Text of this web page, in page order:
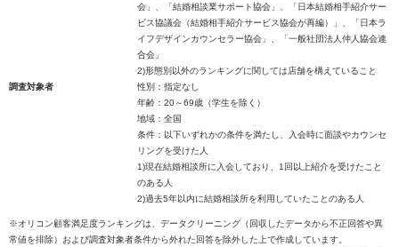
会」、「結婚相談業サポート協会」、「日本結婚相手紹介サー
ビス協議会（結婚相手紹介サービス協会が再編）」、「日本ラ
イフデザインカウンセラー協会」、「一般社団法人仲人協会連
合会」
2)形態別以外のランキングに関しては店舗を構えていること
調査対象者
性別：指定なし
年齢：20～69歳（学生を除く）
地域：全国
条件：以下いずれかの条件を満たし、入会時に面談やカウンセ
リングを受けた人
1)現在結婚相談所に入会しており、1回以上紹介を受けたこと
のある人
2)過去5年以内に結婚相談所を利用していたことのある人
※オリコン顧客満足度ランキングは、データクリーニング（回収したデータから不正回答や異
常値を排除）および調査対象者条件から外れた回答を除外した上で作成しています。